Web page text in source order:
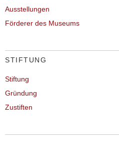
Ausstellungen
Förderer des Museums
STIFTUNG
Stiftung
Gründung
Zustiften